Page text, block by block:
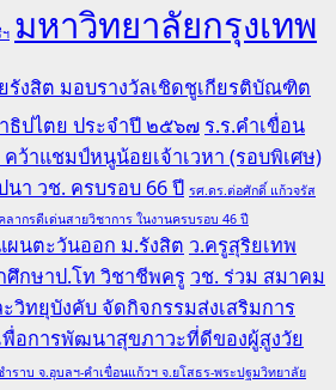
มหาวิทยาลัยกรุงเทพ
รังสิต มอบรางวัลเชิดชูเกียรติบัณฑิต
ธิปไตย ประจำปี ๒๕๖๗ ร.ร.คำเขื่อน
ว้าแชมป์หนูน้อยเจ้าเวหา (รอบพิเศษ)
า วช. ครบรอบ 66 ปี รศ.ดร.ต่อศักดิ์ แก้วจรัส
ากรดีเด่นสายวิชาการ ในงานครบรอบ 46 ปี
ผนตะวันออก ม.รังสิต ว.ครูสุริยเทพ
ศึกษาป.โท วิชาชีพครู วช. ร่วม สมาคม
วิทยุบังคับ จัดกิจกรรมส่งเสริมการ
อการพัฒนาสุขภาวะที่ดีของผู้สูงวัย
ำราบ จ.อุบลฯ-คำเขื่อนแก้วฯ จ.ยโสธร-พระปฐมวิทยาลัย